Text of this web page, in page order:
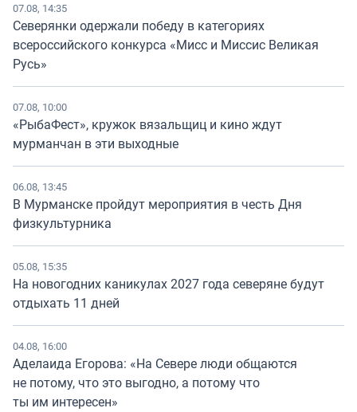
07.08, 14:35
Северянки одержали победу в категориях
всероссийского конкурса «Мисс и Миссис Великая
Русь»
07.08, 10:00
«РыбаФест», кружок вязальщиц и кино ждут
мурманчан в эти выходные
06.08, 13:45
В Мурманске пройдут мероприятия в честь Дня
физкультурника
05.08, 15:35
На новогодних каникулах 2027 года северяне будут
отдыхать 11 дней
04.08, 16:00
Аделаида Егорова: «На Севере люди общаются
не потому, что это выгодно, а потому что
ты им интересен»